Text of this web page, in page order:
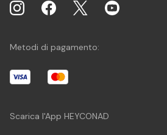
Metodi di pagamento:
Scarica l'App HEYCONAD